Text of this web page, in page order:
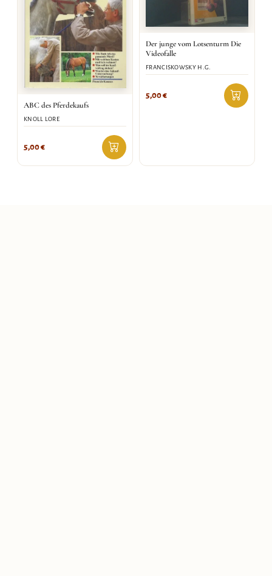
ABC des Pferdekaufs
KNOLL LORE
5,00€
Der junge vom Lotsenturm Die
Videofalle
FRANCISKOWSKY H.G.
5,00€